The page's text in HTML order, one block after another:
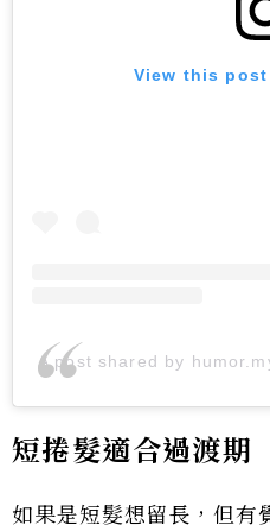
View this
A post shared by
短捲髮適合過渡期
如果是短髮想留長，但有